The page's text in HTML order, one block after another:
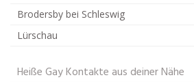
Brodersby bei Schleswig
Lürschau
Heiße Gay Kontakte aus deiner Nähe